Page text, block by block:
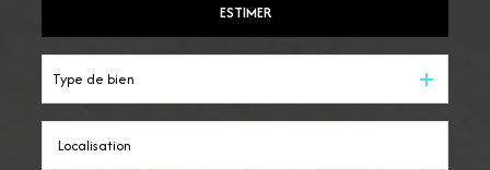
ESTIMER
Type de bien